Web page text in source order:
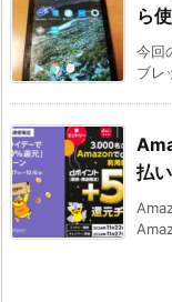
ら
今回
ブレ
払